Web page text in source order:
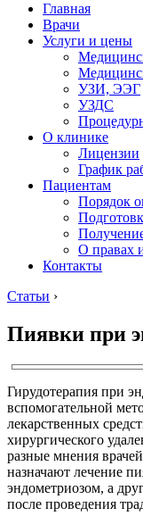
Главная
Врачи
Услуги и цены
УЗИ, ЭЭГ
УЗДС
О клинике
Лицензии
График
Пациентам
Порядок
О правах
Контакты
Статьи ›
Пиявки при
Гирудотерапия при
вспомогательной
лекарственных
хирургического
разные мнения
назначают лечение
эндометриозом, а
после проведения